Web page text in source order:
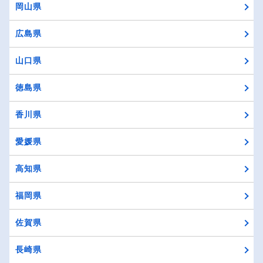
岡山県
広島県
山口県
徳島県
香川県
愛媛県
高知県
福岡県
佐賀県
長崎県